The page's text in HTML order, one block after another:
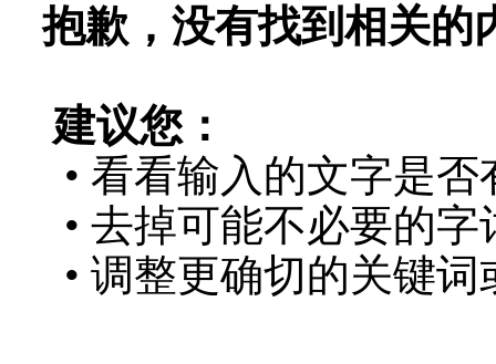
抱歉，没有找到相关的
建议您：
• 看看输入的文字是否
• 去掉可能不必要的字
• 调整更确切的关键